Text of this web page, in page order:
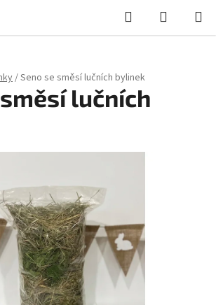
Hledat
KOŠÍK
/Seno se směsí lučních bylinek
lučních